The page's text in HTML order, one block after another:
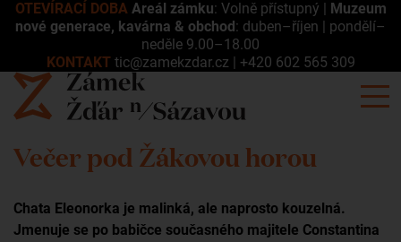
OTEVÍRACÍ DOBA Areál zámku: Volně přístupný | Muzeum
nové generace, kavárna & obchod: duben–říjen | pondělí–
neděle 9.00–18.00
KONTAKT tic@zamekzdar.cz | +420 602 565 309
Večer pod Žákovou horou
Chata Eleonorka je malinká, ale naprosto kouzelná.
Jmenuje se po babičce současného majitele Constantina